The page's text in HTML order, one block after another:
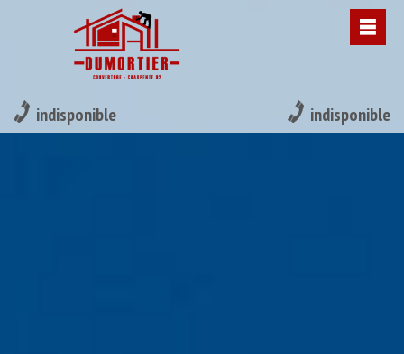
indisponible indisponible